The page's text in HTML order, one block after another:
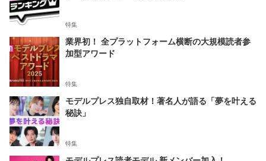
特集
業界初！ 全プラットフォーム横断の大規模読者参
加型アワード
特集
モデルプレス独自取材！著名人が語る「夢を叶える
秘訣」
特集